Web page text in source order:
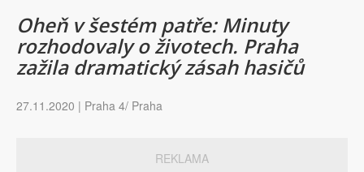
Oheň v šestém patře: Minuty
rozhodovaly o životech. Praha
zažila dramatický zásah hasičů
27.11.2020 | Praha 4/ Praha
REKLAMA